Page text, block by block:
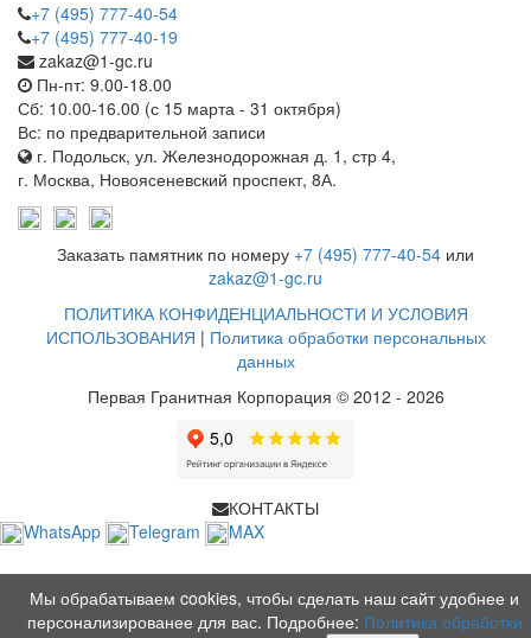
+7 (495) 777-40-54
+7 (495) 777-40-19
zakaz@1-gc.ru
Пн-пт: 9.00-18.00
Сб: 10.00-16.00 (с 15 марта - 31 октября)
Вс: по предварительной записи
г. Подольск, ул. Железнодорожная д. 1, стр 4,
г. Москва, Новоясеневский проспект, 8А.
Заказать памятник по номеру +7 (495) 777-40-54 или
zakaz@1-gc.ru
ПОЛИТИКА КОНФИДЕНЦИАЛЬНОСТИ И УСЛОВИЯ
ИСПОЛЬЗОВАНИЯ | Политика обработки персональных
данных
Первая Гранитная Корпорация © 2012 - 2026
Мы обрабатываем cookies, чтобы сделать наш сайт удобнее и
персонализированее для вас. Подробнее: Политика обработки
КОНТАКТЫ
WhatsApp
Telegram MAX